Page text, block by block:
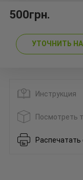
500грн.
УТОЧНИТЬ
Инструкция
Посмотреть
Распечатать